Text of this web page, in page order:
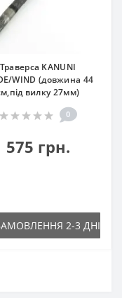
Траверса KANUNI
WIND (довжина 44
вилку 27мм)
0
575 грн.
2-3 ДНІ